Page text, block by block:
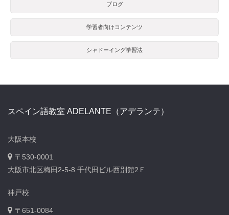
ブログ
学習者向けコンテンツ
シャドーイング学習法
スペイン語教室 ADELANTE（アデランテ）
大阪本校
〒530-0001
大阪市北区梅田2-5-8 千代田ビル西別館2Ｆ
神戸校
〒651-0084